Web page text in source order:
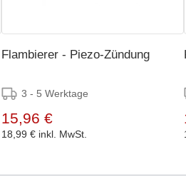
Flambierer - Piezo-Zündung
3 - 5 Werktage
15,96 €
18,99 € inkl. MwSt.